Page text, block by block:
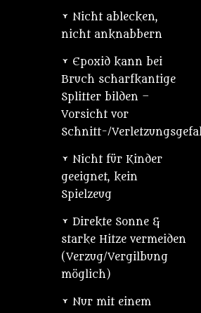
• Nicht ablecken,
nicht anknabbern
• Epoxid kann bei
Bruch scharfkantige
Splitter bilden –
Vorsicht vor
Schnitt-/
• Nicht für Kinder
geeignet, kein
Spielzeug
• Direkte Sonne &
starke Hitze vermeiden
(Verzug/Vergilbung
möglich)
• Nur mit einem